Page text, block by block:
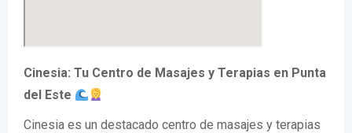
Cinesia: Tu Centro de Masajes y Terapias en Punta
del Este
Cinesia es un destacado centro de masajes y terapias